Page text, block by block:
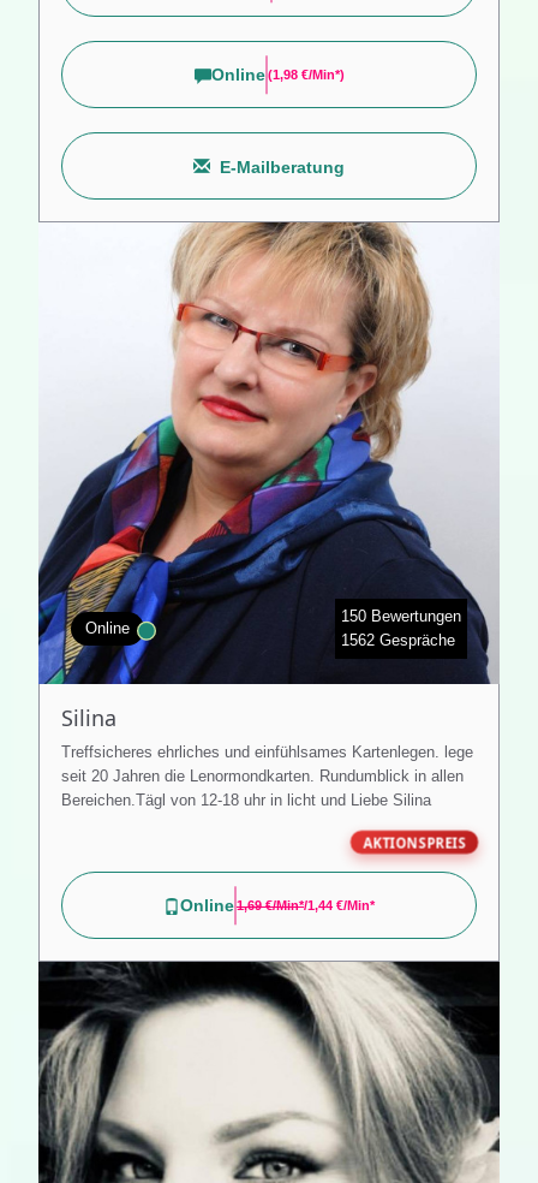
Online (1,98 €/min*)
E-Mailberatung
Online
150 Bewertungen
1562 Gespräche
Silina
Treffsicheres ehrliches und einfühlsames Kartenlegen. lege
seit 20 Jahren die Lenormondkarten. Rundumblick in allen
Bereichen.Tägl von 12-18 uhr in licht und Liebe Silina
AKTIONSPREIS
Online1,69 €/min*/1,44 €/min*